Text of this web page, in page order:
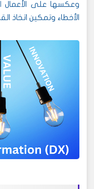
وعكسها على الأعمال
الأخطاء وتمكين اتخاذ